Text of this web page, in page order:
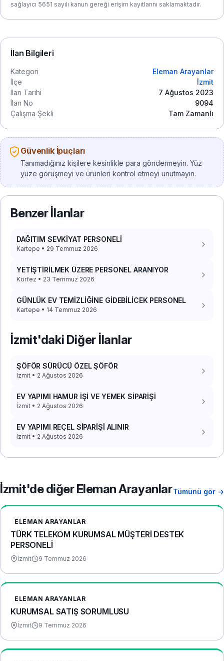
sağlayıcı 5651 sayılı kanun gereği erişim kayıtlarını saklamaktadır.
İlan Bilgileri
Kategori
Eleman Arayanlar
İlçe
İzmit
İlan Tarihi
7 Ağustos 2023
İlan No
9094
Çalışma Şekli
Tam Zamanlı
Güvenlik İpuçları
Tanımadığınız kişilere kesinlikle para göndermeyin. Yüz
yüze görüşmeyi ve ürünleri kontrol etmeyi unutmayın.
Benzer İlanlar
DAĞITIM SEVKİYAT PERSONELİ
Kartepe • 29 Temmuz 2026
YETİŞTİRİLMEK ÜZERE PERSONEL ARANIYOR
Körfez • 23 Temmuz 2026
GÜNLÜK EV TEMİZLİĞİNE GİDEBİLİCEK PERSONEL
Kartepe • 14 Temmuz 2026
İzmit'daki Diğer İlanlar
ŞÖFÖR SÜRÜCÜ ÖZEL ŞÖFÖR
İzmit • 2 Ağustos 2026
EV YAPIMI HAMUR İŞİ VE YEMEK SİPARİŞİ
İzmit • 2 Ağustos 2026
EV YAPIMI REÇEL SİPARİŞİ ALINIR
İzmit • 2 Ağustos 2026
İzmit'de diğer Eleman ArayanlarTümünü gör →
ELEMAN ARAYANLAR
TÜRK TELEKOM KURUMSAL MÜŞTERİ DESTEK
PERSONELİ
İzmit 9 Temmuz 2026
ELEMAN ARAYANLAR
KURUMSAL SATIŞ SORUMLUSU
İzmit 9 Temmuz 2026